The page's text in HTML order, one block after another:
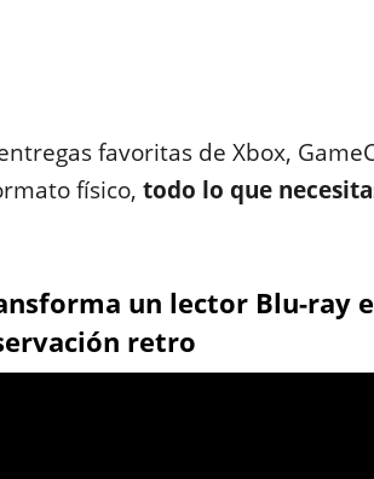
favoritas de Xbox,
físico, todo lo que
un lector Blu-ray
retro